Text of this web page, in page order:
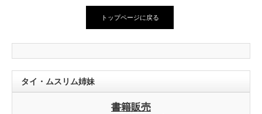
トップページに戻る
タイ・ムスリム姉妹
書籍販売